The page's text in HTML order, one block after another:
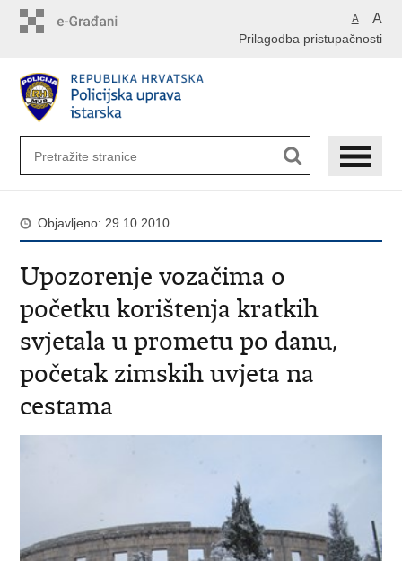
A A
Prilagodba pristupačnosti
Objavljeno: 29.10.2010.
Upozorenje vozačima o
početku korištenja kratkih
svjetala u prometu po danu,
početak zimskih uvjeta na
cestama